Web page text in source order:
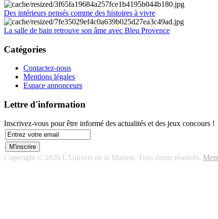
Des intérieurs pensés comme des histoires à vivre
La salle de bain retrouve son âme avec Bleu Provence
Catégories
Contactez-nous
Mentions légales
Espace annonceurs
Lettre d'information
Inscrivez-vous pour être informé des actualités et des jeux concours !
Copyright © 2026 L'Univers de la Maison. Tous droits réservés.